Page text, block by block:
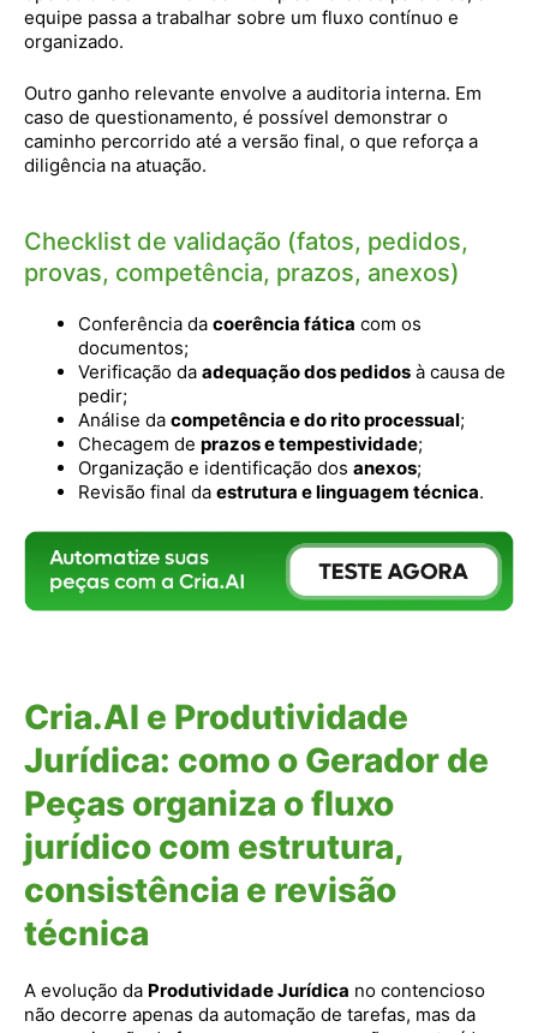
equipe passa a trabalhar sobre um fluxo contínuo e
organizado.
Outro ganho relevante envolve a auditoria interna. Em
caso de questionamento, é possível demonstrar o
caminho percorrido até a versão final, o que reforça a
diligência na atuação.
Checklist de validação (fatos, pedidos,
provas, competência, prazos, anexos)
Conferência da coerência fática com os
documentos;
Verificação da adequação dos pedidos à causa de
pedir;
Análise da competência e do rito processual;
Checagem de prazos e tempestividade;
Organização e identificação dos anexos;
Revisão final da estrutura e linguagem técnica.
Cria.AI e Produtividade
Jurídica: como o Gerador de
Peças organiza o fluxo
jurídico com estrutura,
consistência e revisão
técnica
A evolução da Produtividade Jurídica no contencioso
não decorre apenas da automação de tarefas, mas da